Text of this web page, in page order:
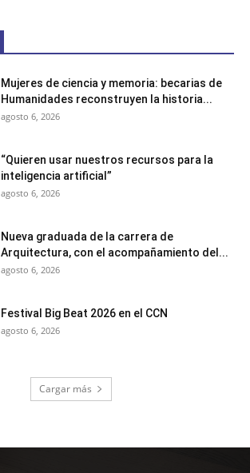
Mujeres de ciencia y memoria: becarias de
Humanidades reconstruyen la historia...
agosto 6, 2026
“Quieren usar nuestros recursos para la
inteligencia artificial”
agosto 6, 2026
Nueva graduada de la carrera de
Arquitectura, con el acompañamiento del...
agosto 6, 2026
Festival Big Beat 2026 en el CCN
agosto 6, 2026
Cargar más